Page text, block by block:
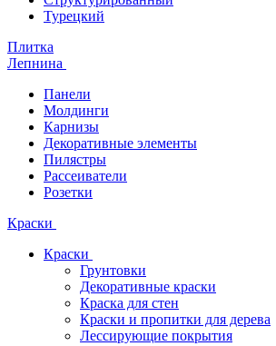
Турецкий
Плитка
Лепнина
Панели
Молдинги
Карнизы
Декоративные элементы
Пилястры
Рассеиватели
Розетки
Краски
Краски
Грунтовки
Декоративные краски
Краска для стен
Краски и пропитки для дерева
Лессирующие покрытия